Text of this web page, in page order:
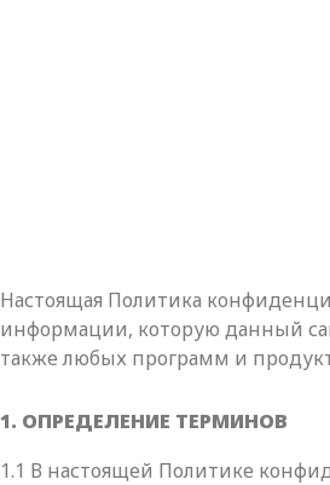
Настоящая Политика
информации, которую данный
также любых программ и
1. ОПРЕДЕЛЕНИЕ ТЕРМИНОВ
1.1 В настоящей Политике